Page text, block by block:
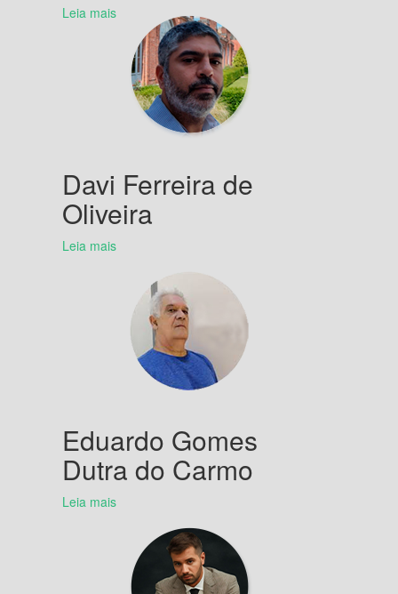
Leia mais
Davi Ferreira de
Oliveira
Leia mais
Eduardo Gomes
Dutra do Carmo
Leia mais